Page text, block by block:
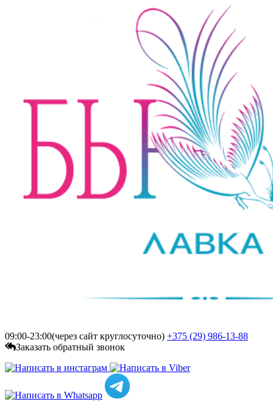
09:00-23:00(через сайт круглосуточно) +375 (29) 986-13-88
Заказать обратный звонок